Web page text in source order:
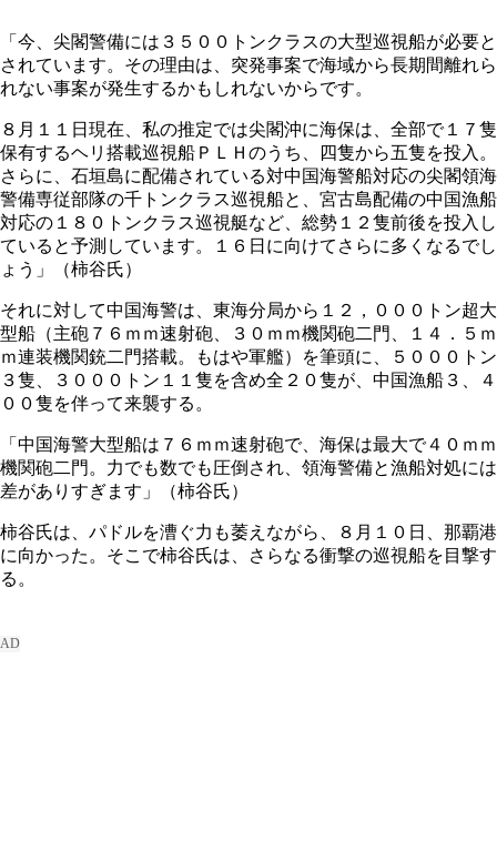
「今、尖閣警備には３５００トンクラスの大型巡視船が必要と
されています。その理由は、突発事案で海域から長期間離れら
れない事案が発生するかもしれないからです。
８月１１日現在、私の推定では尖閣沖に海保は、全部で１７隻
保有するヘリ搭載巡視船ＰＬＨのうち、四隻から五隻を投入。
さらに、石垣島に配備されている対中国海警船対応の尖閣領海
警備専従部隊の千トンクラス巡視船と、宮古島配備の中国漁船
対応の１８０トンクラス巡視艇など、総勢１２隻前後を投入し
ていると予測しています。１６日に向けてさらに多くなるでし
ょう」（柿谷氏）
それに対して中国海警は、東海分局から１２，０００トン超大
型船（主砲７６ｍｍ速射砲、３０ｍｍ機関砲二門、１４．５ｍ
ｍ連装機関銃二門搭載。もはや軍艦）を筆頭に、５０００トン
３隻、３０００トン１１隻を含め全２０隻が、中国漁船３、４
００隻を伴って来襲する。
「中国海警大型船は７６ｍｍ速射砲で、海保は最大で４０ｍｍ
機関砲二門。力でも数でも圧倒され、領海警備と漁船対処には
差がありすぎます」（柿谷氏）
柿谷氏は、パドルを漕ぐ力も萎えながら、８月１０日、那覇港
に向かった。そこで柿谷氏は、さらなる衝撃の巡視船を目撃す
る。